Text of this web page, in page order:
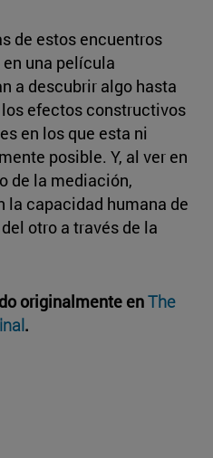
de estos encuentros
una película
a descubrir algo hasta
efectos constructivos
en los que esta ni
posible. Y, al ver en
de la mediación,
la capacidad humana de
otro a través de la
originalmente enThe
.